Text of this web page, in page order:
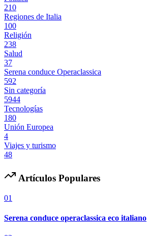
210
Regiones de Italia
100
Religión
238
Salud
37
Serena conduce Operaclassica
592
Sin categoría
5944
Tecnologías
180
Unión Europea
4
Viajes y turismo
48
Artículos Populares
01
Serena conduce operaclassica eco italiano